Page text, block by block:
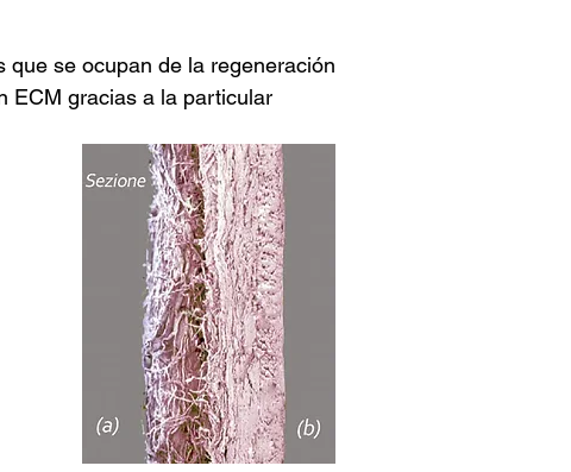
se ocupan de la regeneración
ECM gracias a la particular